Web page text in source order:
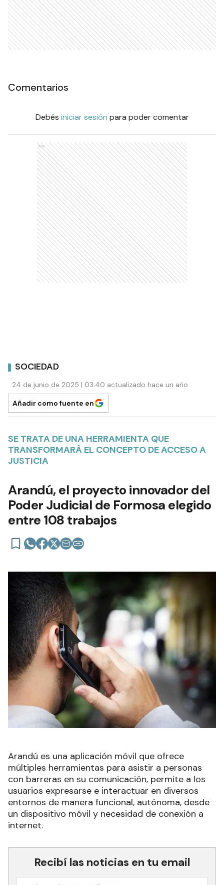
Comentarios
Debés iniciar sesión para poder comentar
Ads
SOCIEDAD
24 de junio de 2025 | 03:40 actualizado hace un año
Añadir como fuente en
SE TRATA DE UNA HERRAMIENTA QUE
TRANSFORMARÁ EL CONCEPTO DE ACCESO A
JUSTICIA
Arandú, el proyecto innovador del
Poder Judicial de Formosa elegido
entre 108 trabajos
Arandú es una aplicación móvil que ofrece
múltiples herramientas para asistir a personas
con barreras en su comunicación, permite a los
usuarios expresarse e interactuar en diversos
entornos de manera funcional, autónoma, desde
un dispositivo móvil y necesidad de conexión a
internet.
Recibí las noticias en tu email